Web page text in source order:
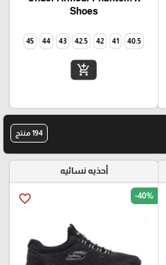
Shoes
40.5
41
42
42.5
43
44
45
add_shopping_cart
194 منتج
أحذيه نسائيه
favorite_border -40%